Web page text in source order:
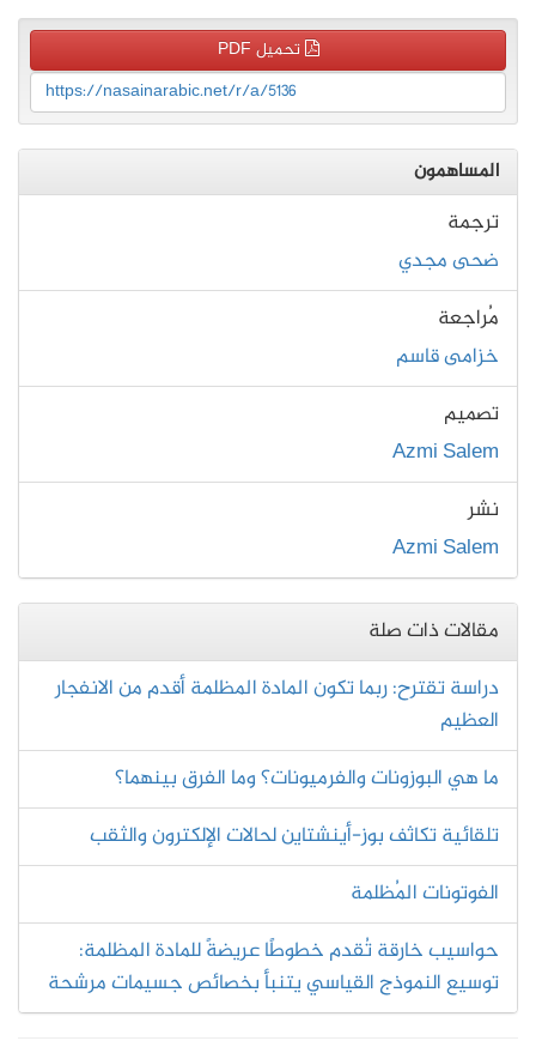
تحميل PDF
https://nasainarabic.net/r/a/5136
المساهمون
ترجمة
ضحى مجدي
مُراجعة
خزامى قاسم
تصميم
Azmi Salem
نشر
Azmi Salem
مقالات ذات صلة
دراسة تقترح: ربما تكون المادة المظلمة أقدم من الانفجار
العظيم
ما هي البوزونات والفرميونات؟ وما الفرق بينهما؟
تلقائية تكاثف بوز-أينشتاين لحالات الإلكترون والثقب
الفوتونات المُظلمة
حواسيب خارقة تُقدم خطوطًا عريضةً للمادة المظلمة:
توسيع النموذج القياسي يتنبأ بخصائص جسيمات مرشحة